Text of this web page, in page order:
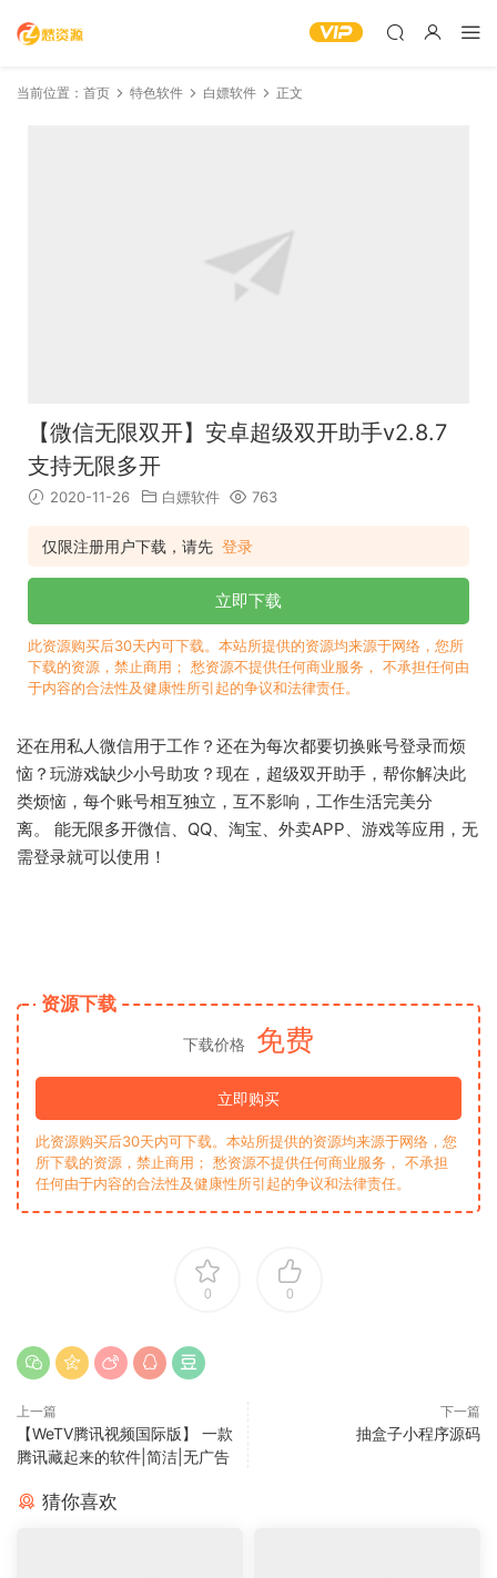
当前位置： 首页 特色软件 白嫖软件 正文
【微信无限双开】安卓超级双开助手v2.8.7
支持无限多开
2020-11-26 白嫖软件 763
仅限注册用户下载，请先 登录
立即下载
此资源购买后30天内可下载。本站所提供的资源均来源于网络，您所
下载的资源，禁止商用； 愁资源不提供任何商业服务， 不承担任何由
于内容的合法性及健康性所引起的争议和法律责任。
还在用私人微信用于工作？还在为每次都要切换账号登录而烦
恼？玩游戏缺少小号助攻？现在，超级双开助手，帮你解决此
类烦恼，每个账号相互独立，互不影响，工作生活完美分
离。 能无限多开微信、QQ、淘宝、外卖APP、游戏等应用，无
需登录就可以使用！
资源下载
下载价格 免费
立即购买
此资源购买后30天内可下载。本站所提供的资源均来源于网络，您
所下载的资源，禁止商用； 愁资源不提供任何商业服务， 不承担
任何由于内容的合法性及健康性所引起的争议和法律责任。
0 0
上一篇
【WeTV腾讯视频国际版】 一款
腾讯藏起来的软件|简洁|无广告
下一篇
抽盒子小程序源码
猜你喜欢